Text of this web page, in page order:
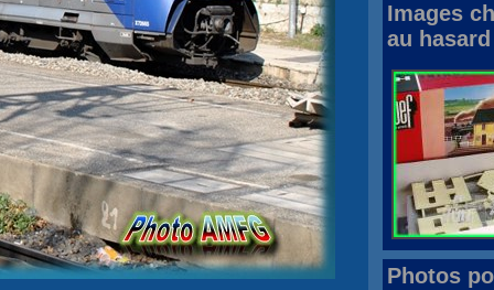
Images
au hasard
Photos